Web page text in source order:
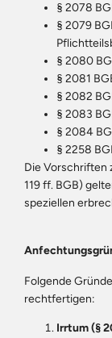
§ 2078
§ 2079
§ 2080
§ 2081
§ 2082
§ 2083
§ 2084
§ 2258
Die Vorschriften
119 ff. BGB)
speziellen
Folgende
rechtfertigen:
Irrtum (§